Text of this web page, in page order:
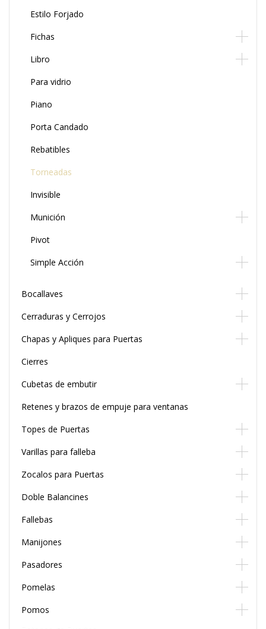
Estilo Forjado
Fichas
Libro
Para vidrio
Piano
Porta Candado
Rebatibles
Torneadas
Invisible
Munición
Pivot
Simple Acción
Bocallaves
Cerraduras y Cerrojos
Chapas y Apliques para Puertas
Cierres
Cubetas de embutir
Retenes y brazos de empuje para ventanas
Topes de Puertas
Varillas para falleba
Zocalos para Puertas
Doble Balancines
Fallebas
Manijones
Pasadores
Pomelas
Pomos